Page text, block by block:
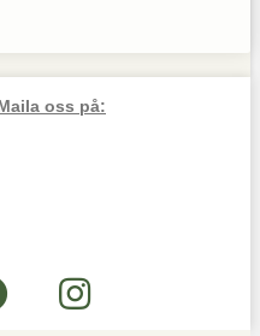
oss på: